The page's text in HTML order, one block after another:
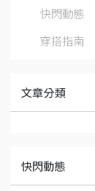
快閃動態
穿搭指南
文章分類
快閃動態